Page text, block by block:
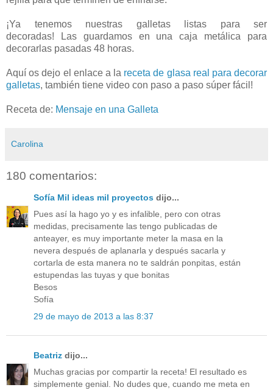
¡Ya tenemos nuestras galletas listas para ser
decoradas! Las guardamos en una caja metálica para
decorarlas pasadas 48 horas.
Aquí os dejo el enlace a la receta de glasa real para decorar
galletas, también tiene video con paso a paso súper fácil!
Receta de: Mensaje en una Galleta
Carolina
180 comentarios:
Sofía Mil ideas mil proyectos dijo...
Pues así la hago yo y es infalible, pero con otras
medidas, precisamente las tengo publicadas de
anteayer, es muy importante meter la masa en la
nevera después de aplanarla y después sacarla y
cortarla de esta manera no te saldrán ponpitas, están
estupendas las tuyas y que bonitas
Besos
Sofía
29 de mayo de 2013 a las 8:37
Beatriz dijo...
Muchas gracias por compartir la receta! El resultado es
simplemente genial. No dudes que, cuando me meta en